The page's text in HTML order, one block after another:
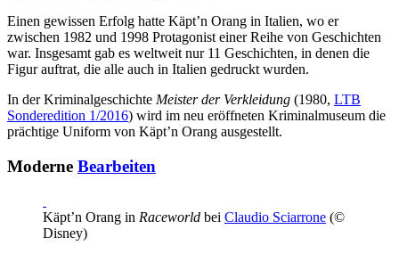
Einen gewissen Erfolg hatte Käpt’n Orang in Italien, wo er
zwischen 1982 und 1998 Protagonist einer Reihe von Geschichten
war. Insgesamt gab es weltweit nur 11 Geschichten, in denen die
Figur auftrat, die alle auch in Italien gedruckt wurden.
In der Kriminalgeschichte Meister der Verkleidung (1980, LTB
Sonderedition 1/2016) wird im neu eröffneten Kriminalmuseum die
prächtige Uniform von Käpt’n Orang ausgestellt.
Moderne Bearbeiten
Käpt’n Orang in Raceworld bei Claudio Sciarrone (©
Disney)